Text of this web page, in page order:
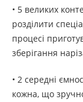
• 5 великих
розділити
процесі
зберігання
• 2 середні
кожна, що